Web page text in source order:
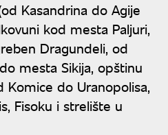
Kasandrina do Agije
kod mesta Paljuri,
Dragundeli, od
mesta Sikija, opštinu
do Uranopolisa,
Fisoku i strelište u